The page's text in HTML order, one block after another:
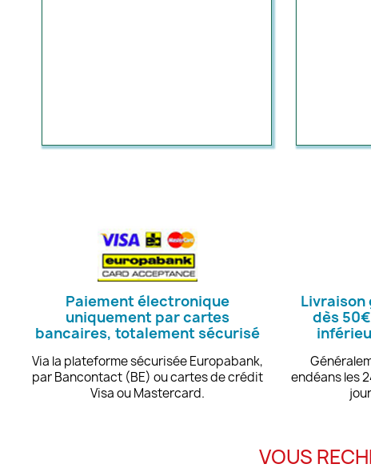
Paiement électronique
uniquement par cartes
bancaires, totalement sécurisé
Via la plateforme sécurisée Europabank,
par Bancontact (BE) ou cartes de crédit
Visa ou Mastercard.
Livraison
dès
endéans les
VOUS